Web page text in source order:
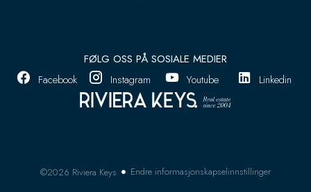
FØLG OSS PÅ SOSIALE MEDIER
Facebook
Instagram Youtube Linkedin
©2026 Riviera Keys Endre informasjonskapselinnstillinger